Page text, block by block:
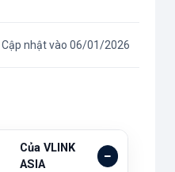
Cập nhật vào 06/01/2026
Của VLINK
ASIA